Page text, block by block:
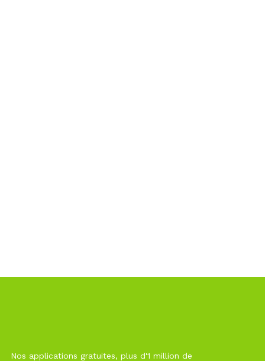
Nos applications gratuites, plus d'1 million de